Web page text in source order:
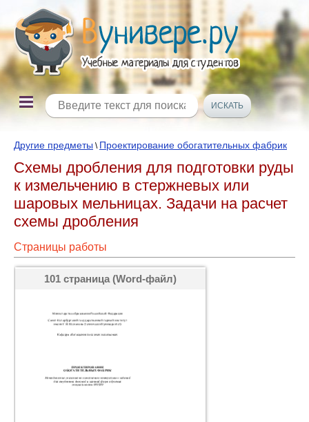
Другие предметы \ Проектирование обогатительных фабрик
Схемы дробления для подготовки руды
к измельчению в стержневых или
шаровых мельницах. Задачи на расчет
схемы дробления
Страницы работы
101 страница (Word-файл)